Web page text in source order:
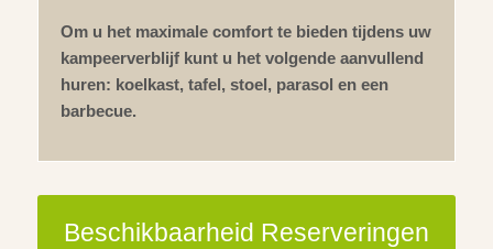
Om u het maximale comfort te bieden tijdens uw
kampeerverblijf kunt u het volgende aanvullend
huren: koelkast, tafel, stoel, parasol en een
barbecue.
Beschikbaarheid Reserveringen